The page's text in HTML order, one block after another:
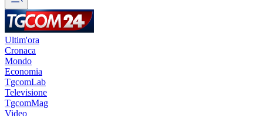
Ultim'ora
Cronaca
Mondo
Economia
TgcomLab
Televisione
TgcomMag
Video